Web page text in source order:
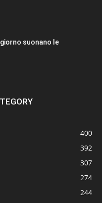
suonano le
400
392
307
274
244